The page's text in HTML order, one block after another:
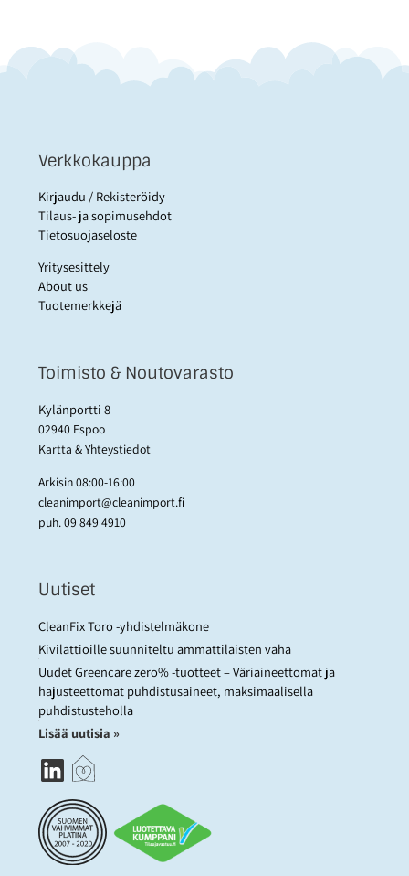
Verkkokauppa
Kirjaudu / Rekisteröidy
Tilaus- ja sopimusehdot
Tietosuojaseloste
Yritysesittely
About us
Tuotemerkkejä
Toimisto & Noutovarasto
Kylänportti 8
02940 Espoo
Kartta & Yhteystiedot
Arkisin 08:00-16:00
cleanimport@cleanimport.fi
puh.09 849 4910
Uutiset
CleanFix Toro -yhdistelmäkone
Kivilattioille suunniteltu ammattilaisten vaha
Uudet Greencare zero% -tuotteet – Väriaineettomat ja
hajusteettomat puhdistusaineet, maksimaalisella
puhdistusteholla
Lisää uutisia »